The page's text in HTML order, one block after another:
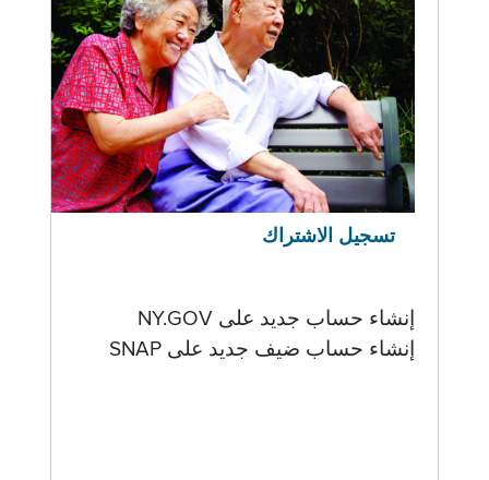
تسجيل الاشتراك
إنشاء حساب جديد على NY.GOV
إنشاء حساب ضيف جديد على SNAP